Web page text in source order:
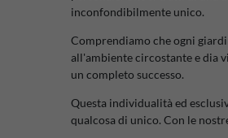
inconfondibilmente unico.
Comprendiamo che ogni
all'ambiente circostante e dia
un completo successo.
Questa individualità ed
qualcosa di unico. Con le